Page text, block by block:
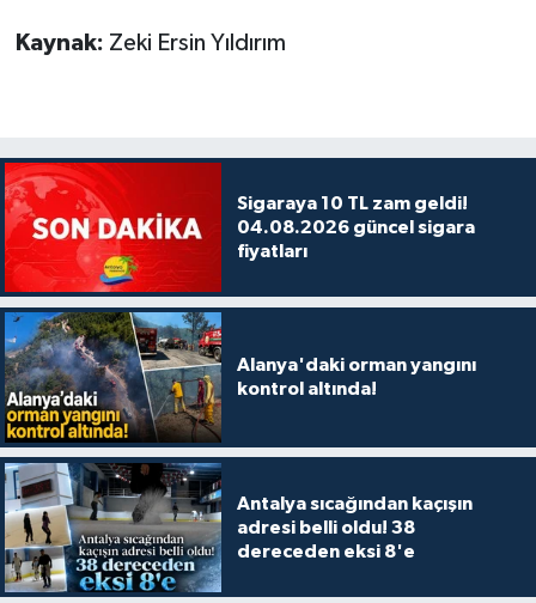
Kaynak: Zeki Ersin Yıldırım
Sigaraya 10 TL zam geldi!
04.08.2026 güncel sigara
fiyatları
Alanya'daki orman yangını
kontrol altında!
Antalya sıcağından kaçışın
adresi belli oldu! 38
dereceden eksi 8'e